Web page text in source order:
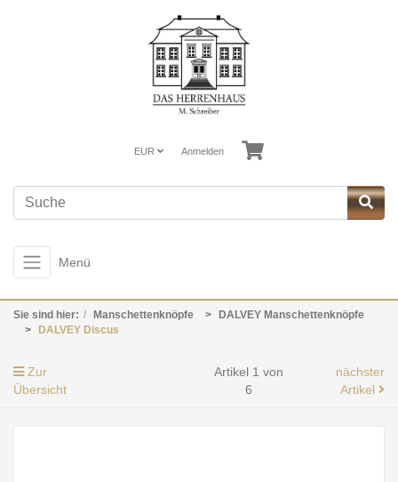
EUR Anmelden
Menü
Sie sind hier: Manschettenknöpfe
DALVEY Manschettenknöpfe
DALVEY Discus
Zur
Übersicht
Artikel 1 von
6
nächster
Artikel